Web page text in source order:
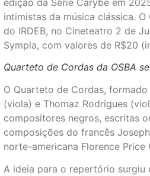
edição da Série Carybé em
intimistas da música clássica.
do IRDEB, no Cineteatro 2 de
Sympla, com valores de R$20
Quarteto de Cordas da OSBA
O Quarteto de Cordas,
(viola) e Thomaz Rodrigues
compositores negros, escritas
composições do francês
norte-americana Florence Price
A ideia para o repertório surgiu